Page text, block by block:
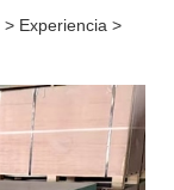
> Experiencia >